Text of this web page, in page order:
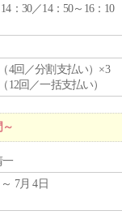
：30／14：50～16：10
（4回／分割支払い）×3
12回／一括支払い）
7月 4日